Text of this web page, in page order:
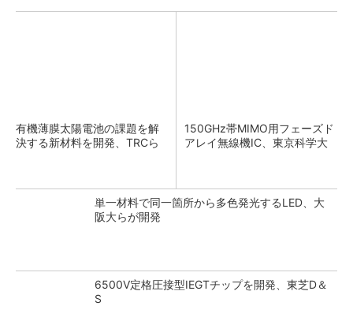
有機薄膜太陽電池の課題を解
決する新材料を開発、TRCら
150GHz帯MIMO用フェーズド
アレイ無線機IC、東京科学大
単一材料で同一箇所から多色発光するLED、大
阪大らが開発
6500V定格圧接型IEGTチップを開発、東芝D＆
S